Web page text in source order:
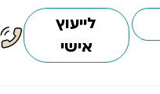
לייעוץ
אישי